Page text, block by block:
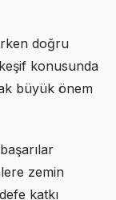
doğru
konusunda
büyük önem
zemin
katkı